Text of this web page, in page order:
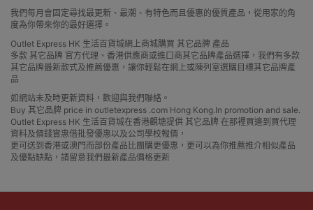
我們每月會固定尋找最更新、最潮、有特色而且優惠的優質產品，從用家的角
度為你帶來你的最好選擇。
Outlet Express HK 生活百貨城網上商城購買 其它品牌 產品
多款 其它品牌 官方代理、香港供應商或進口商其它品牌產品選擇，我們有多款
其它品牌最新款式及推薦優惠，讓你輕鬆在網上或陳列室選購目標其它品牌產
品
如網站未及時更新資料，歡迎與我們聯絡。
Buy 其它品牌 price in outletexpress .com Hong Kong.In promotion and sale.
Outlet Express HK 生活百貨城在香港觀塘提供 其它品牌 在那裡買邊到買代理
資料及價錢實惠借批發優惠以及公司學校報價，
更可送到香港或澳門而部份產品比團購更優惠，更可以為你推薦推介相似產品
及優點缺點，請留意我們最新產品價格更新